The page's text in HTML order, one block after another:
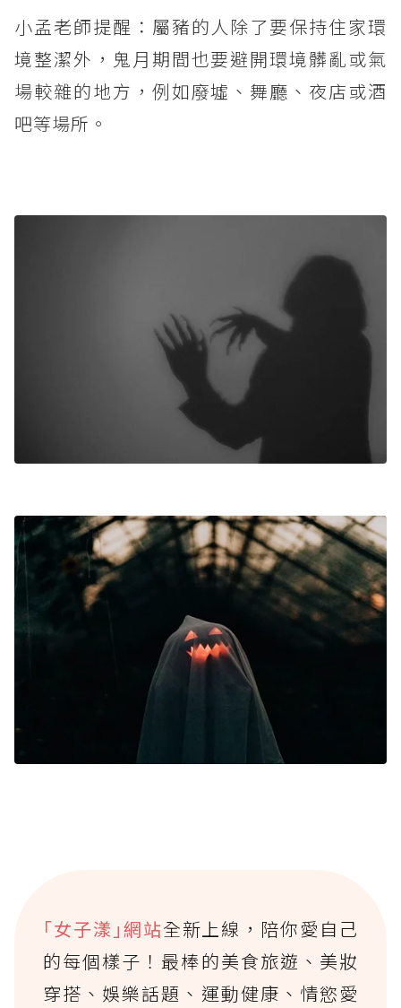
小孟老師提醒：屬豬的人除了要保持住家環
境整潔外，鬼月期間也要避開環境髒亂或氣
場較雜的地方，例如廢墟、舞廳、夜店或酒
吧等場所。
｢女子漾｣網站全新上線，陪你愛自己
的每個樣子！最棒的美食旅遊、美妝
穿搭、娛樂話題、運動健康、情慾愛